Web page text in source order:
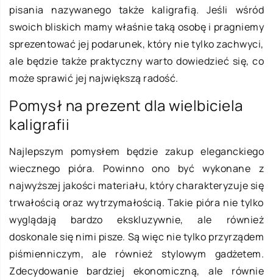
pisania nazywanego także kaligrafią. Jeśli wśród
swoich bliskich mamy właśnie taką osobę i pragniemy
sprezentować jej podarunek, który nie tylko zachwyci,
ale będzie także praktyczny warto dowiedzieć się, co
może sprawić jej największą radość.
Pomysł na prezent dla wielbiciela
kaligrafii
Najlepszym pomysłem będzie zakup eleganckiego
wiecznego pióra. Powinno ono być wykonane z
najwyższej jakości materiału, który charakteryzuje się
trwałością oraz wytrzymałością. Takie pióra nie tylko
wyglądają bardzo ekskluzywnie, ale również
doskonale się nimi pisze. Są więc nie tylko przyrządem
piśmienniczym, ale również stylowym gadżetem.
Zdecydowanie bardziej ekonomiczną, ale równie